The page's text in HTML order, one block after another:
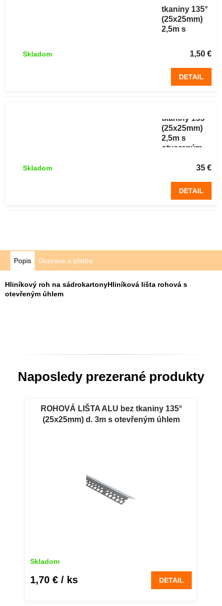
tkaniny 135°
(25x25mm)
2,5m s
1,50 €
Skladom
DETAIL
tkaniny 135°
(25x25mm)
2,5m s
otvoreným
35 €
Skladom
DETAIL
Popis Doprava a platba
Hliníkový roh na sádrokartonyHliníková lišta rohová s
otevřeným úhlem
Naposledy prezerané produkty
ROHOVÁ LIŠTA ALU bez tkaniny 135°
(25x25mm) d. 3m s otevřeným úhlem
Skladom
1,70 € / ks DETAIL